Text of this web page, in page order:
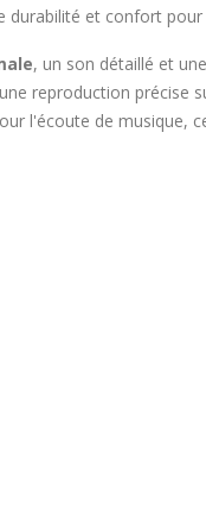
durabilité et confort
, un son détaillé et
reproduction précise
l'écoute de musique,